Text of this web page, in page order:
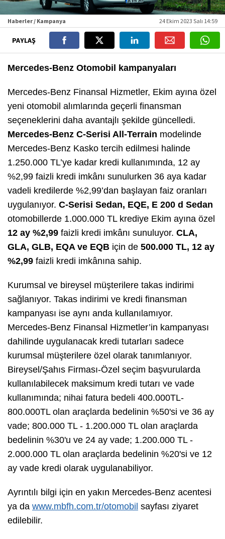
Haberler / Kampanya 24 Ekim 2023 Salı 14:59
PAYLAŞ
Mercedes-Benz Otomobil kampanyaları
Mercedes-Benz Finansal Hizmetler, Ekim ayına özel
yeni otomobil alımlarında geçerli finansman
seçeneklerini daha avantajlı şekilde güncelledi.
Mercedes-Benz C-Serisi All-Terrain modelinde
Mercedes-Benz Kasko tercih edilmesi halinde
1.250.000 TL’ye kadar kredi kullanımında, 12 ay
%2,99 faizli kredi imkânı sunulurken 36 aya kadar
vadeli kredilerde %2,99’dan başlayan faiz oranları
uygulanıyor. C-Serisi Sedan, EQE, E 200 d Sedan
otomobillerde 1.000.000 TL krediye Ekim ayına özel
12 ay %2,99 faizli kredi imkânı sunuluyor. CLA,
GLA, GLB, EQA ve EQB için de 500.000 TL, 12 ay
%2,99 faizli kredi imkânına sahip.
Kurumsal ve bireysel müşterilere takas indirimi
sağlanıyor. Takas indirimi ve kredi finansman
kampanyası ise aynı anda kullanılamıyor.
Mercedes-Benz Finansal Hizmetler’in kampanyası
dahilinde uygulanacak kredi tutarları sadece
kurumsal müşterilere özel olarak tanımlanıyor.
Bireysel/Şahıs Firması-Özel seçim başvurularda
kullanılabilecek maksimum kredi tutarı ve vade
kullanımında; nihai fatura bedeli 400.000TL-
800.000TL olan araçlarda bedelinin %50'si ve 36 ay
vade; 800.000 TL - 1.200.000 TL olan araçlarda
bedelinin %30'u ve 24 ay vade; 1.200.000 TL -
2.000.000 TL olan araçlarda bedelinin %20'si ve 12
ay vade kredi olarak uygulanabiliyor.
Ayrıntılı bilgi için en yakın Mercedes-Benz acentesi
ya da www.mbfh.com.tr/otomobil sayfası ziyaret
edilebilir.